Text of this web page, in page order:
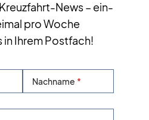
News – ein-
pro Woche
Ihrem Postfach!
Nachname